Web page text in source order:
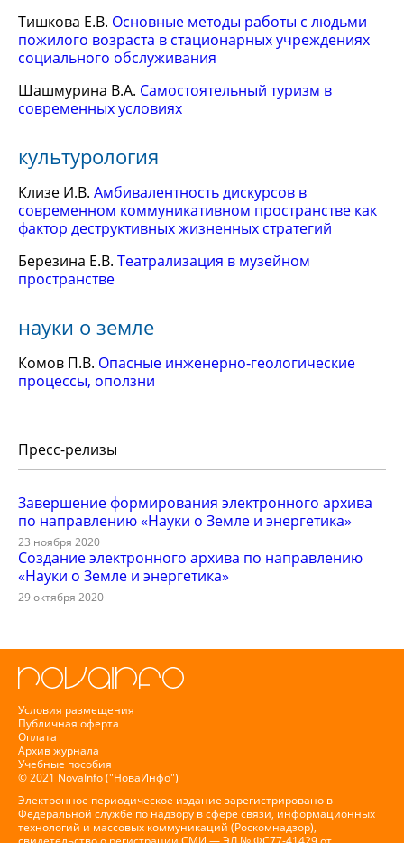
Тишкова Е.В. Основные методы работы с людьми
пожилого возраста в стационарных учреждениях
социального обслуживания
Шашмурина В.А. Самостоятельный туризм в
современных условиях
культурология
Клизе И.В. Амбивалентность дискурсов в
современном коммуникативном пространстве как
фактор деструктивных жизненных стратегий
Березина Е.В. Театрализация в музейном
пространстве
науки о земле
Комов П.В. Опасные инженерно-геологические
процессы, оползни
Пресс-релизы
Завершение формирования электронного архива
по направлению «Науки о Земле и энергетика»
23 ноября 2020
Создание электронного архива по направлению
«Науки о Земле и энергетика»
29 октября 2020
Условия размещения
Публичная оферта
Оплата
Архив журнала
Учебные пособия
© 2021 NovaInfo ("НоваИнфо")
Электронное периодическое издание зарегистрировано в
Федеральной службе по надзору в сфере связи, информационных
технологий и массовых коммуникаций (Роскомнадзор),